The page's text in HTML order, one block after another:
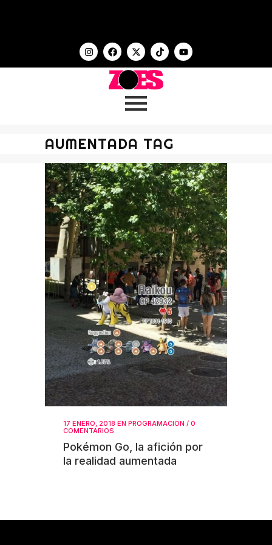
AUMENTADA TAG
17 ENERO, 2018 EN PROGRAMACIÓN / 0
COMENTARIOS
Pokémon Go, la afición por
la realidad aumentada